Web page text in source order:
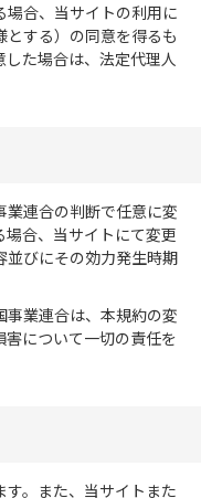
合、当サイトの利用に
する）の同意を得るも
た場合は、法定代理人
業連合の判断で任意に変
合、当サイトにて変更
並びにその効力発生時期
業連合は、本規約の変
について一切の責任を
。また、当サイトまた